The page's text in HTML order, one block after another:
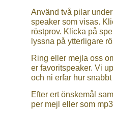
Använd två pilar
speaker som visas.
röstprov. Klicka på
lyssna på ytterligare
Ring eller mejla oss
er favoritspeaker. Vi
och ni erfar hur
Efter ert önskemål
per mejl eller som